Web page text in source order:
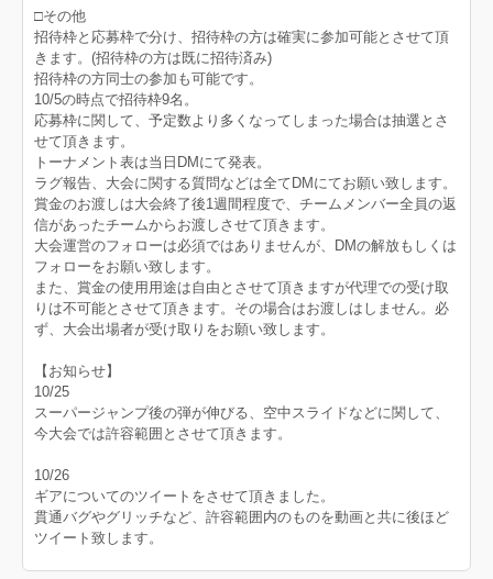
□その他
招待枠と応募枠で分け、招待枠の方は確実に参加可能とさせて頂
きます。(招待枠の方は既に招待済み)
招待枠の方同士の参加も可能です。
10/5の時点で招待枠9名。
応募枠に関して、予定数より多くなってしまった場合は抽選とさ
せて頂きます。
トーナメント表は当日DMにて発表。
ラグ報告、大会に関する質問などは全てDMにてお願い致します。
賞金のお渡しは大会終了後1週間程度で、チームメンバー全員の返
信があったチームからお渡しさせて頂きます。
大会運営のフォローは必須ではありませんが、DMの解放もしくは
フォローをお願い致します。
また、賞金の使用用途は自由とさせて頂きますが代理での受け取
りは不可能とさせて頂きます。その場合はお渡しはしません。必
ず、大会出場者が受け取りをお願い致します。
【お知らせ】
10/25
スーパージャンプ後の弾が伸びる、空中スライドなどに関して、
今大会では許容範囲とさせて頂きます。
10/26
ギアについてのツイートをさせて頂きました。
貫通バグやグリッチなど、許容範囲内のものを動画と共に後ほど
ツイート致します。